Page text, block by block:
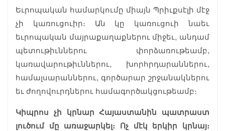
Եւրոպական համարկումը միայն Պրիւքսէլի մէջ
չի կառուցուիր։ Ան կը կառուցուի նաեւ
եւրոպական մայրաքաղաքներու միջեւ, անդամ
պետութիւններու փորձառութեամբ,
կառավարութիւններու, խորհրդարաններու,
համալսարաններու, գործարար շրջանակներու
եւ ժողովուրդներու համագործակցութեամբ։
Կիպրոս չի կրնար Հայաստանին պատրաստ
լուծում մը առաջարկել։ Ոչ մէկ երկիր կրնայ։